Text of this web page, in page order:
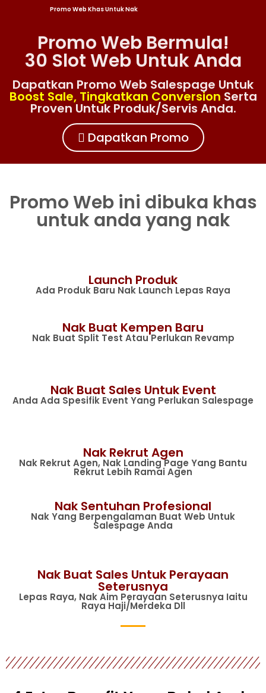
Promo Web Khas Untuk Nak
Promo Web Bermula!
30 Slot Web Untuk Anda
Dapatkan Promo Web Salespage Untuk
Boost Sale, Tingkatkan Conversion Serta
Proven Untuk Produk/servis Anda.
Dapatkan Promo
Promo Web ini dibuka khas
untuk anda yang nak
Launch Produk
Ada Produk Baru Nak Launch Lepas Raya
Nak Buat Kempen Baru
Nak Buat Split Test Atau Perlukan Revamp
Nak Buat Sales Untuk Event
Anda Ada Spesifik Event Yang Perlukan Salespage
Nak Rekrut Agen
Nak Rekrut Agen, Nak Landing Page Yang Bantu
Rekrut Lebih Ramai Agen
Nak Sentuhan Profesional
Nak Yang Berpengalaman Buat Web Untuk
Salespage Anda
Nak Buat Sales Untuk Perayaan
Seterusnya
Lepas Raya, Nak Aim Perayaan Seterusnya Iaitu
Raya Haji/merdeka Dll